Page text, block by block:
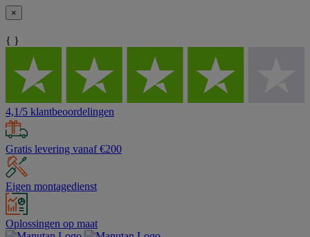
×
{ }
4,1/5 klantbeoordelingen
Gratis levering vanaf €200
Eigen montagedienst
Oplossingen op maat